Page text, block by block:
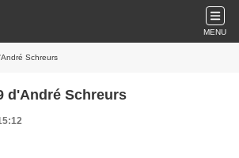
MENU
Schreurs
d'André Schreurs